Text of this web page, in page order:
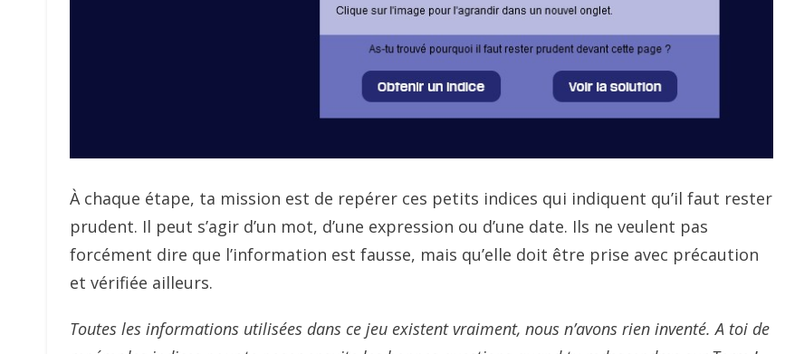
À chaque étape, ta mission est de repérer ces petits indices qui indiquent qu’il faut rester
prudent. Il peut s’agir d’un mot, d’une expression ou d’une date. Ils ne veulent pas
forcément dire que l’information est fausse, mais qu’elle doit être prise avec précaution
et vérifiée ailleurs.
Toutes les informations utilisées dans ce jeu existent vraiment, nous n’avons rien inventé. A toi de